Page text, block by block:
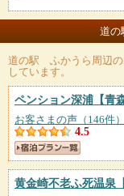
道
道の駅 ふかうら 周辺
しています。
ペンション深浦 【青
お客さまの声（146件）
4.5
黄金崎不老ふ死温泉